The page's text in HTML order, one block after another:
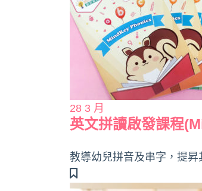
28 3 月
英文拼讀啟發課程
教導幼兒拼音及串字，提